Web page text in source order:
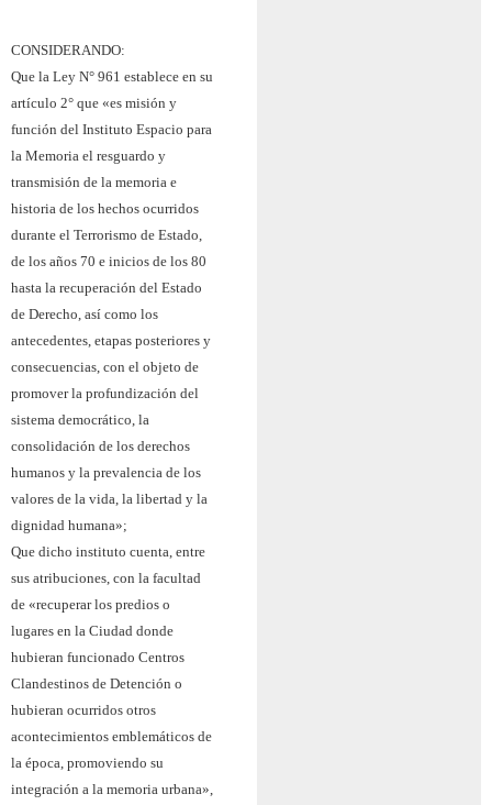
CONSIDERANDO:
Que la Ley N° 961 establece en su
artículo 2° que «es misión y
función del Instituto Espacio para
la Memoria el resguardo y
transmisión de la memoria e
historia de los hechos ocurridos
durante el Terrorismo de Estado,
de los años 70 e inicios de los 80
hasta la recuperación del Estado
de Derecho, así como los
antecedentes, etapas posteriores y
consecuencias, con el objeto de
promover la profundización del
sistema democrático, la
consolidación de los derechos
humanos y la prevalencia de los
valores de la vida, la libertad y la
dignidad humana»;
Que dicho instituto cuenta, entre
sus atribuciones, con la facultad
de «recuperar los predios o
lugares en la Ciudad donde
hubieran funcionado Centros
Clandestinos de Detención o
hubieran ocurridos otros
acontecimientos emblemáticos de
la época, promoviendo su
integración a la memoria urbana»,